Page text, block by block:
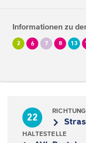
Informationen zu
2 6 7 8 13
22
RICHTUNG
HALTESTELLE